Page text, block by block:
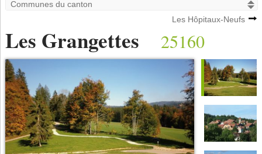
Les Hôpitaux-Neufs
Les Grangettes 25160